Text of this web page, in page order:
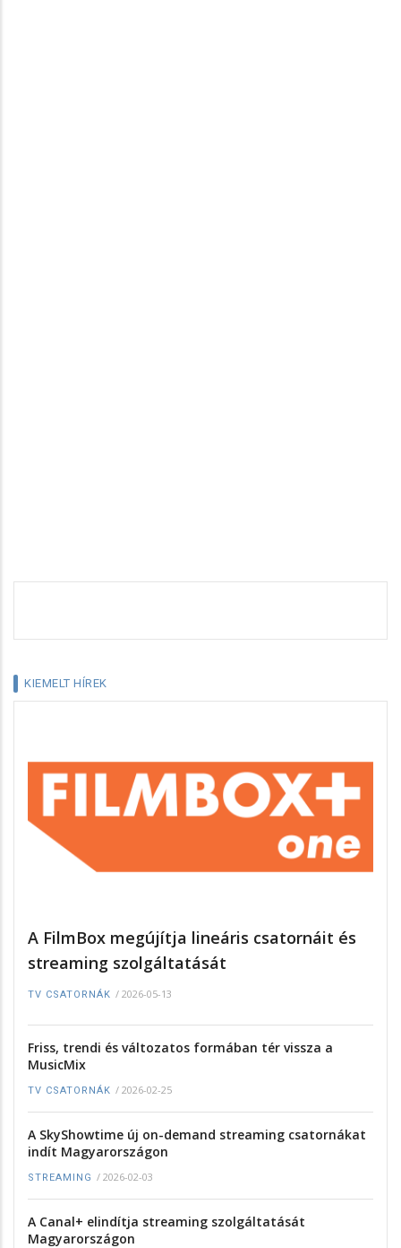
KIEMELT HÍREK
A FilmBox megújítja lineáris csatornáit és
streaming szolgáltatását
TV CSATORNÁK / 2026-05-13
Friss, trendi és változatos formában tér vissza a
MusicMix
TV CSATORNÁK / 2026-02-25
A SkyShowtime új on-demand streaming csatornákat
indít Magyarországon
STREAMING / 2026-02-03
A Canal+ elindítja streaming szolgáltatását
Magyarországon